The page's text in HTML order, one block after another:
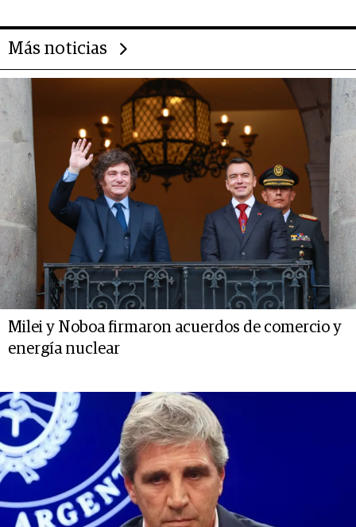
Más noticias
Milei y Noboa firmaron acuerdos de comercio y
energía nuclear